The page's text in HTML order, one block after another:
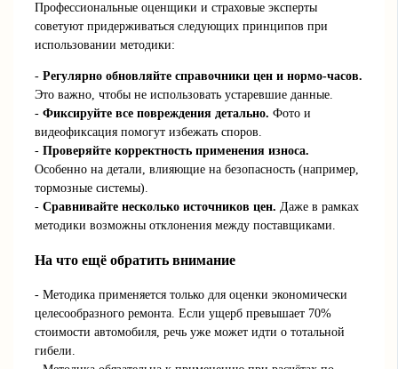
Профессиональные оценщики и страховые эксперты
советуют придерживаться следующих принципов при
использовании методики:
-Регулярно обновляйте справочники цен и нормо-часов.
Это важно, чтобы не использовать устаревшие данные.
-Фиксируйте все повреждения детально. Фото и
видеофиксация помогут избежать споров.
-Проверяйте корректность применения износа.
Особенно на детали, влияющие на безопасность (например,
тормозные системы).
-Сравнивайте несколько источников цен. Даже в рамках
методики возможны отклонения между поставщиками.
На что ещё обратить внимание
- Методика применяется только для оценки экономически
целесообразного ремонта. Если ущерб превышает 70%
стоимости автомобиля, речь уже может идти о тотальной
гибели.